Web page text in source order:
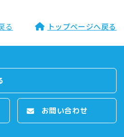
る トップページへ戻る
お問い合わせ